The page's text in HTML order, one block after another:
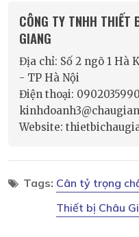
CÔNG TY TNHH THIẾT
GIANG
Địa chỉ: Số 2 ngõ 1 Hà
- TP Hà Nội
Điện thoại:
Website:
Tags: Cân tỷ trọng
Thiết bị Châu